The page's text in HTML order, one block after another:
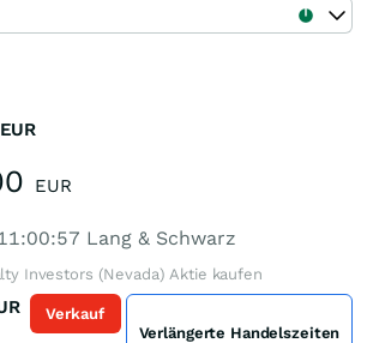
EUR
EUR
Lang & Schwarz
Investors (Nevada) Aktie kaufen
Verkauf
Verlängerte Handelszeiten